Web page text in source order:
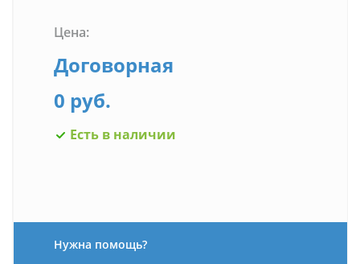
Цена:
Договорная
0 руб.
Есть в наличии
Нужна помощь?